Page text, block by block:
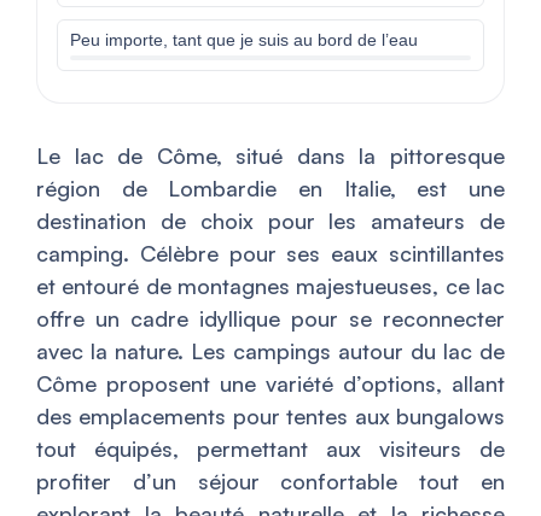
Peu importe, tant que je suis au bord de l’eau
Le lac de Côme, situé dans la pittoresque
région de Lombardie en Italie, est une
destination de choix pour les amateurs de
camping. Célèbre pour ses eaux scintillantes
et entouré de montagnes majestueuses, ce lac
offre un cadre idyllique pour se reconnecter
avec la nature. Les campings autour du lac de
Côme proposent une variété d’options, allant
des emplacements pour tentes aux bungalows
tout équipés, permettant aux visiteurs de
profiter d’un séjour confortable tout en